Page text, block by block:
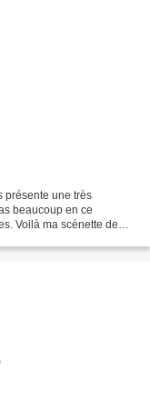
présente une très
beaucoup en ce
Voilà ma scénette de